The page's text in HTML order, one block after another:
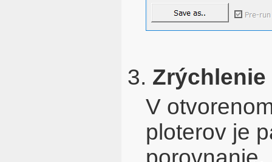
3. Zrýchlenie
V
ploterov je